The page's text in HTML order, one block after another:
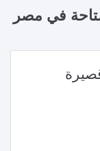
في مصر